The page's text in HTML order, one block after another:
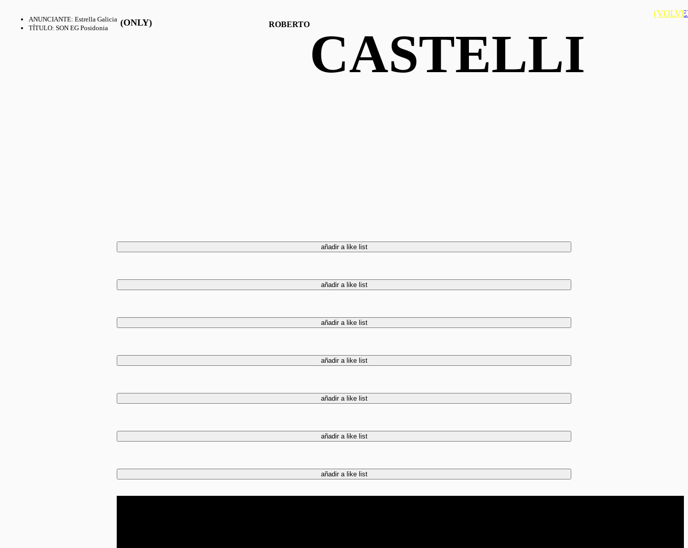
ANUNCIANTE: Estrella Galicia
TÍTULO: SON EG Posidonia
(ONLY) ROBERTO CASTELLI
añadir a like list
añadir a like list
añadir a like list
añadir a like list
añadir a like list
añadir a like list
añadir a like list